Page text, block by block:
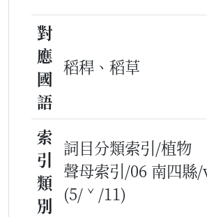
對
應
國
語
稻稈、稻草
索
引
類
別
詞目分類索引/植物
聲母索引/06 南四縣
(5/ˇ/11)